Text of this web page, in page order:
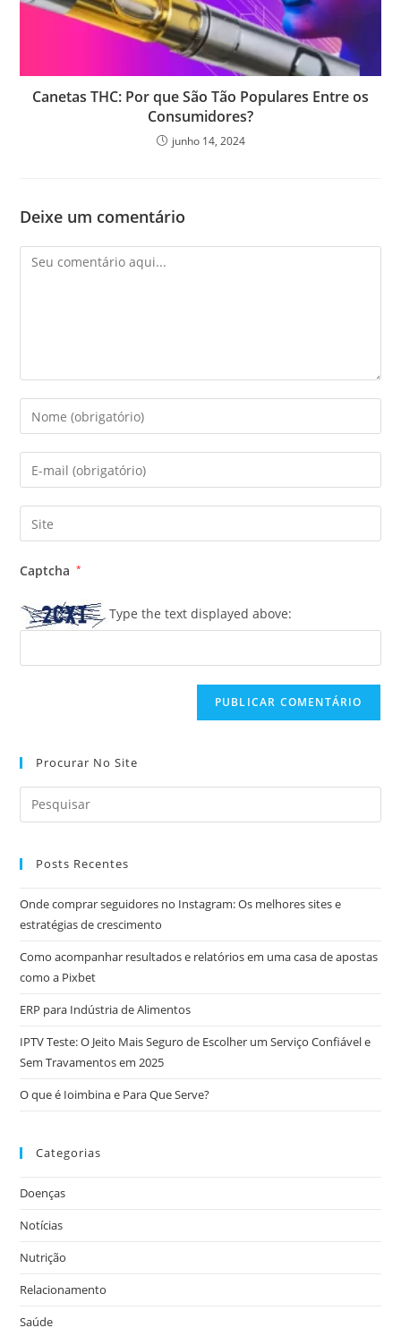
Canetas THC: Por que São Tão Populares Entre os
Consumidores?
junho 14, 2024
Deixe um comentário
Comentário
Digite
seu
nome
ou
de
usuário
para
Digite
seu
endereço
de
mail
comentar
Digite
o
seu
site
Captcha *
Type the text displayed above:
Procurar No Site
Posts Recentes
Onde comprar seguidores no Instagram: Os melhores sites e
estratégias de crescimento
Como acompanhar resultados e relatórios em uma casa de apostas
como a Pixbet
ERP para Indústria de Alimentos
IPTV Teste: O Jeito Mais Seguro de Escolher um Serviço Confiável e
Sem Travamentos em 2025
O que é Ioimbina e Para Que Serve?
Categorias
Doenças
Notícias
Nutrição
Relacionamento
Saúde